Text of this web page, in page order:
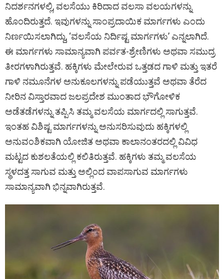
ನಿದರ್ಶನಗಳಲ್ಲಿ, ವಲಸೆಯು ಕಿರಿದಾದ ವಲಸಾ ವಲಯಗಳನ್ನು
ಹೊಂದಿರುತ್ತದೆ. ಇವುಗಳನ್ನು ಸಾಂಪ್ರದಾಯಿಕ ಮಾರ್ಗಗಳು ಎಂದು
ನಿರ್ಣಯಿಸಲಾಗಿದ್ದು, ‘ವಲಸೆಯ ನಿರ್ದಿಷ್ಟ ಮಾರ್ಗಗಳು’ ಎನ್ನಲಾಗಿದೆ.
ಈ ಮಾರ್ಗಗಳು ಸಾಮಾನ್ಯವಾಗಿ ಪರ್ವತ-ಶ್ರೇಣಿಗಳು ಅಥವಾ ಸಮುದ್ರ
ತೀರಗಳಾಗಿರುತ್ತವೆ. ಹಕ್ಕಿಗಳು ಮೇಲೇರುವ ಒತ್ತಡದ ಗಾಳಿ ಮತ್ತು ಇತರೆ
ಗಾಳಿ ನಮೂನೆಗಳ ಅನುಕೂಲಗಳನ್ನು ಪಡೆಯುತ್ತವೆ ಅಥವಾ ತೆರೆದ
ನೀರಿನ ವಿಸ್ತಾರವಾದ ಜಲಪ್ರದೇಶ ಮುಂತಾದ ಭೌಗೋಳಿಕ
ಅಡೆತಡೆಗಳನ್ನು ತಪ್ಪಿಸಿ ತಮ್ಮ ವಲಸೆಯ ಮಾರ್ಗದಲ್ಲಿ ಸಾಗುತ್ತವೆ.
ಇಂತಹ ವಿಶಿಷ್ಟ ಮಾರ್ಗಗಳನ್ನು ಅನುಸರಿಸುವುದು ಹಕ್ಕಿಗಳಲ್ಲಿ
ಅನುವಂಶಿಕವಾಗಿ ಯೋಜಿತ ಅಥವಾ ಕಾಲಾನಂತರದಲ್ಲಿ ವಿವಿಧ
ಮಟ್ಟದ ಕುಶಲತೆಯಲ್ಲಿ ಕಲಿತಿರುತ್ತವೆ. ಹಕ್ಕಿಗಳು ತಮ್ಮ ವಲಸೆಯ
ಸ್ಥಳದತ್ತ ಸಾಗುವ ಮತ್ತು ಅಲ್ಲಿಂದ ವಾಪಸಾಗುವ ಮಾರ್ಗಗಳು
ಸಾಮಾನ್ಯವಾಗಿ ಭಿನ್ನವಾಗಿರುತ್ತವೆ.